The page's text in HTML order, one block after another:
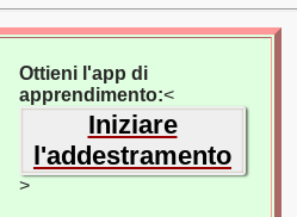
Ottieni l'app di
apprendimento:<
Iniziare
l'addestramento
>